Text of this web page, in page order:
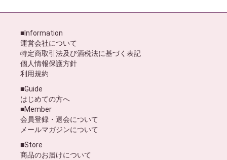
■Information
運営会社について
特定商取引法及び酒税法に基づく表記
個人情報保護方針
利用規約
■Guide
はじめての方へ
■Member
会員登録・退会について
メールマガジンについて
■Store
商品のお届けについて